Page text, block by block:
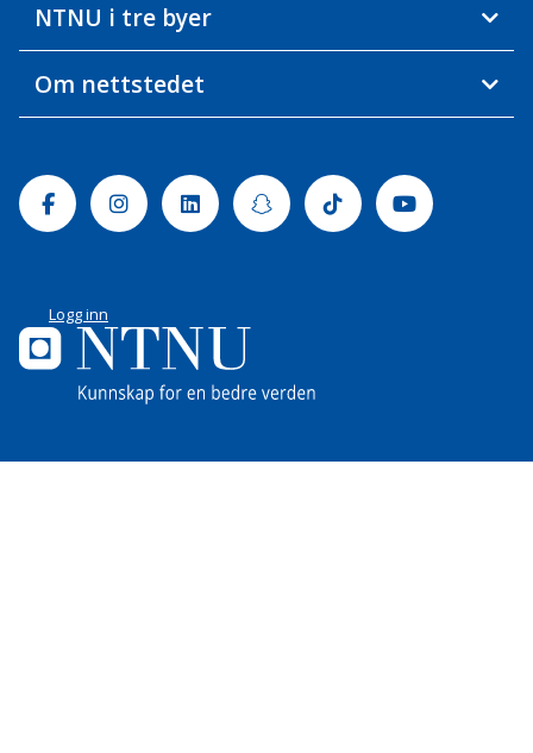
NTNU i tre byer
Om nettstedet
FacebookInstagramLinkedinSnapchatTiktok Youtube
Logg inn